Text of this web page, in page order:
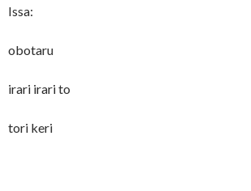
Issa:
obotaru
irari irari to
tori keri